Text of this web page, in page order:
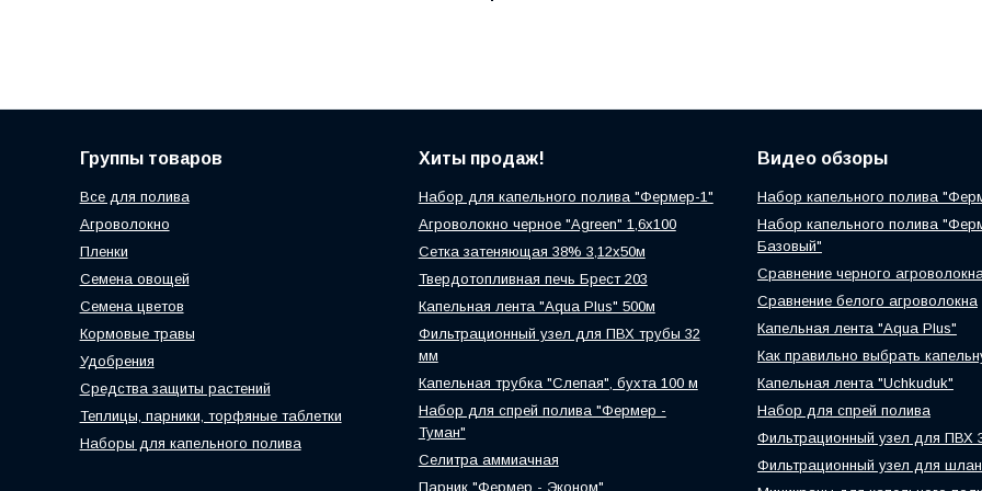
Группы товаров
Все для полива
Агроволокно
Пленки
Семена овощей
Семена цветов
Кормовые травы
Удобрения
Средства защиты растений
Теплицы, парники, торфяные таблетки
Наборы для капельного полива
Хиты продаж!
Набор для капельного полива "Фермер-1"
Агроволокно черное "Agreen" 1,6х100
Сетка затеняющая 38% 3,12х50м
Твердотопливная печь Брест 203
Капельная лента "Aqua Plus" 500м
Фильтрационный узел для ПВХ трубы 32
мм
Капельная трубка "Слепая", бухта 100 м
Набор для спрей полива "Фермер -
Туман"
Селитра аммиачная
Парник "Фермер - Эконом"
Видео обзоры
Набор капельного полива
Набор капельного полива
Базовый"
Сравнение черного
Сравнение белого агроволокна
Капельная лента "Aqua Plus"
Как правильно выбрать
Капельная лента "Uchkuduk"
Набор для спрей полива
Фильтрационный узел для ПВХ
Фильтрационный узел для